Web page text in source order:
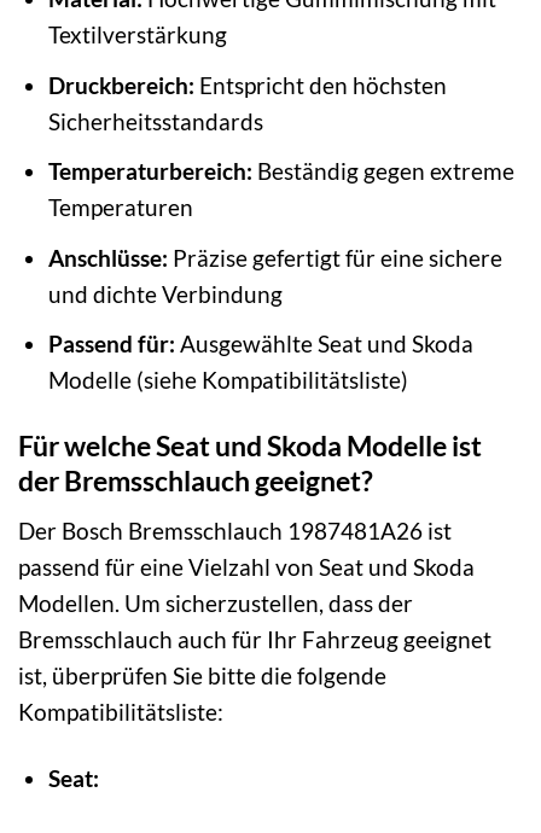
Textilverstärkung
Druckbereich: Entspricht den höchsten
Sicherheitsstandards
Temperaturbereich: Beständig gegen extreme
Temperaturen
Anschlüsse: Präzise gefertigt für eine sichere
und dichte Verbindung
Passend für: Ausgewählte Seat und Skoda
Modelle (siehe Kompatibilitätsliste)
Für welche Seat und Skoda Modelle ist
der Bremsschlauch geeignet?
Der Bosch Bremsschlauch 1987481A26 ist
passend für eine Vielzahl von Seat und Skoda
Modellen. Um sicherzustellen, dass der
Bremsschlauch auch für Ihr Fahrzeug geeignet
ist, überprüfen Sie bitte die folgende
Kompatibilitätsliste:
Seat: